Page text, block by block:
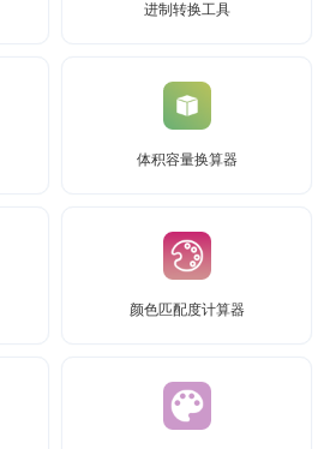
进制转换工具
体积容量换算器
颜色匹配度计算器